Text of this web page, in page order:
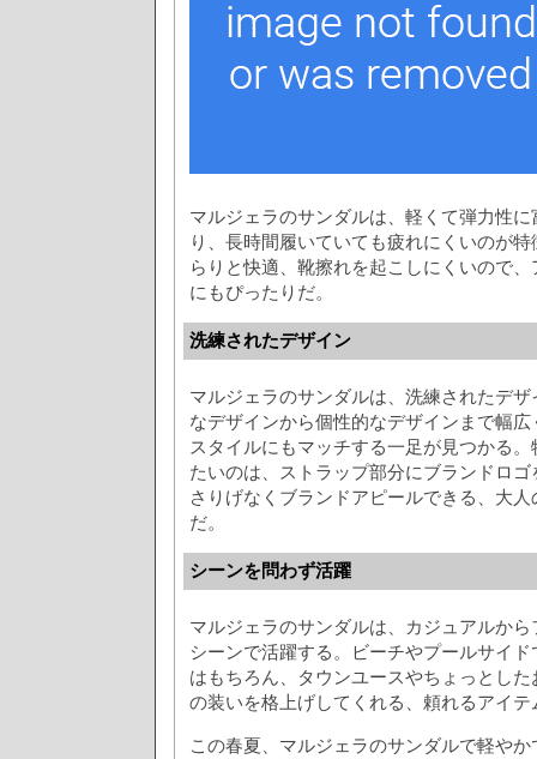
マルジェラのサンダルは、軽くて弾力性
り、長時間履いていても疲れにくいのが
らりと快適、靴擦れを起こしにくいので
にもぴったりだ。
洗練されたデザイン
マルジェラのサンダルは、洗練されたデ
なデザインから個性的なデザインまで幅
スタイルにもマッチする一足が見つかる
たいのは、ストラップ部分にブランドロ
さりげなくブランドアピールできる、大
だ。
シーンを問わず活躍
マルジェラのサンダルは、カジュアルか
シーンで活躍する。ビーチやプールサイ
はもちろん、タウンユースやちょっとし
の装いを格上げしてくれる、頼れるアイテ
この春夏、マルジェラのサンダルで軽や